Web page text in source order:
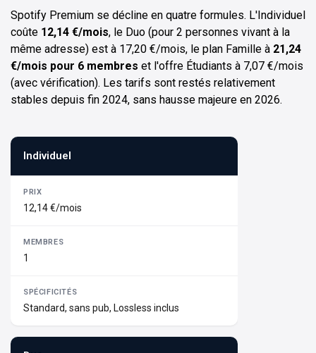
Spotify Premium se décline en quatre formules. L'Individuel
coûte 12,14 €/mois, le Duo (pour 2 personnes vivant à la
même adresse) est à 17,20 €/mois, le plan Famille à 21,24
€/mois pour 6 membres et l'offre Étudiants à 7,07 €/mois
(avec vérification). Les tarifs sont restés relativement
stables depuis fin 2024, sans hausse majeure en 2026.
Individuel
12,14 €/mois
1
Standard, sans pub, Lossless inclus